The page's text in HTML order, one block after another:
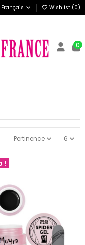
Français Wishlist (0)
0
Pertinence 6
!